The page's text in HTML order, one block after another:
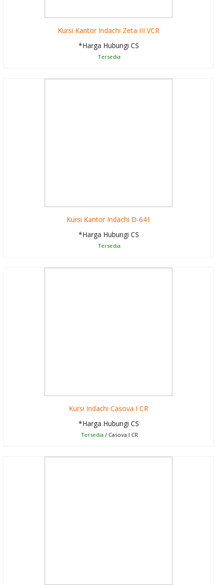
Kursi Kantor Indachi Zeta III VCR
*Harga Hubungi CS
Tersedia
Kursi Kantor Indachi D-641
*Harga Hubungi CS
Tersedia
Kursi Indachi Casova I CR
*Harga Hubungi CS
Tersedia / Casova I CR